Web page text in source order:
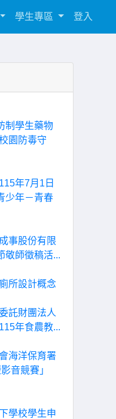
學生專區 登入
制學生藥物
園防毒守
年7月1日
少年－青春
事股份有限
敬師徵稿活...
所設計概念
託財團法人
年食農教...
海洋保育署
音競賽」
學校學生申